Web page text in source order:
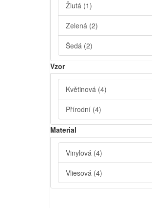
Žlutá (1)
Zelená (2)
Šedá (2)
Vzor
Květinová (4)
Přírodní (4)
Material
Vinylová (4)
Vliesová (4)